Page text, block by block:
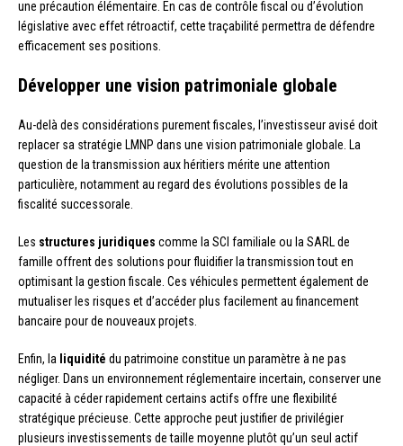
une précaution élémentaire. En cas de contrôle fiscal ou d’évolution
législative avec effet rétroactif, cette traçabilité permettra de défendre
efficacement ses positions.
Développer une vision patrimoniale globale
Au-delà des considérations purement fiscales, l’investisseur avisé doit
replacer sa stratégie LMNP dans une vision patrimoniale globale. La
question de la transmission aux héritiers mérite une attention
particulière, notamment au regard des évolutions possibles de la
fiscalité successorale.
Les structures juridiques comme la SCI familiale ou la SARL de
famille offrent des solutions pour fluidifier la transmission tout en
optimisant la gestion fiscale. Ces véhicules permettent également de
mutualiser les risques et d’accéder plus facilement au financement
bancaire pour de nouveaux projets.
Enfin, la liquidité du patrimoine constitue un paramètre à ne pas
négliger. Dans un environnement réglementaire incertain, conserver une
capacité à céder rapidement certains actifs offre une flexibilité
stratégique précieuse. Cette approche peut justifier de privilégier
plusieurs investissements de taille moyenne plutôt qu’un seul actif